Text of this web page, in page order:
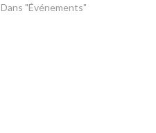
Dans "Événements"